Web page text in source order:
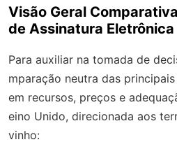
Visão Geral
de Assinatura Eletrônica
Para auxiliar na tomada de
mparação neutra das
em recursos, preços e
eino Unido, direcionada aos
vinho: